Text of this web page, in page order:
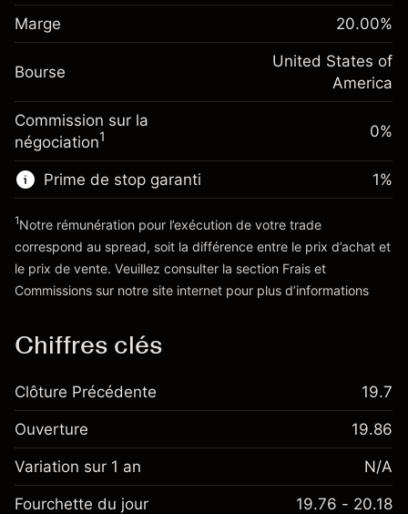
(-$1.08)
Taille de la position avec effet de levier
~$5,000.00
$4,000.00
Vers la plateforme
investissement
Ajustement des fonds
Frais sur la valeur totale de la
position
-0.000654
%
(-$0.03)
Taille de la position avec effet de levier
~$5,000.00
Valeur nominale avec effet de levier
Vers la plateforme
Marge 20.00%
Bourse
United States of
America
Commission sur la
négociation1 0%
Prime de stop garanti
'Tarifs et Frais
1%
1Notre rémunération pour l’exécution de votre trade
correspond au spread, soit la différence entre le prix d’achat et
le prix de vente. Veuillez consulter la section Frais et
Commissions sur notre site internet pour plus d’informations
Chiffres clés
Clôture Précédente 19.7
Ouverture 19.86
Variation sur 1 an N/A
Fourchette du jour 19.76 - 20.18